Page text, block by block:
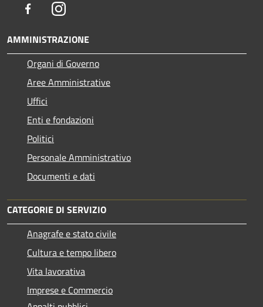
FacebookInstagram
AMMINISTRAZIONE
Organi di Governo
Aree Amministrative
Uffici
Enti e fondazioni
Politici
Personale Amministrativo
Documenti e dati
CATEGORIE DI SERVIZIO
Anagrafe e stato civile
Cultura e tempo libero
Vita lavorativa
Imprese e Commercio